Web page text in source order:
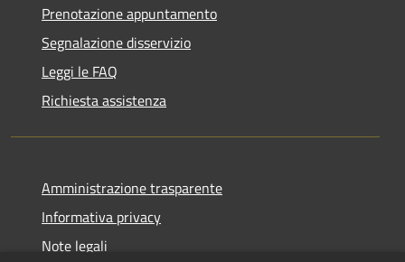
Prenotazione appuntamento
Segnalazione disservizio
Leggi le FAQ
Richiesta assistenza
Amministrazione trasparente
Informativa privacy
Note legali